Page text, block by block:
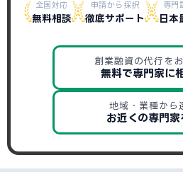
全国対応
無料相談
申請から採択
徹底サポート
専門
日本
創業融資の代行を
無料で専門家に
地域・業種から
お近くの専門家